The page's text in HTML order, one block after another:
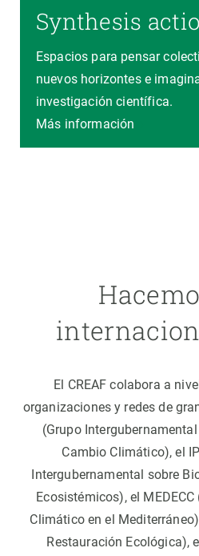
Synthesis
Espacios para pensar
nuevos horizontes e
investigación científica.
Más información
El CREAF colabora a
organizaciones y redes de
(Grupo
Cambio Climático), el
Intergubernamental sobre
Ecosistémicos), el
Climático en el
Restauración Ecológica),